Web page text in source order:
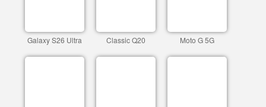
Galaxy S26 Ultra Classic Q20 Moto G 5G